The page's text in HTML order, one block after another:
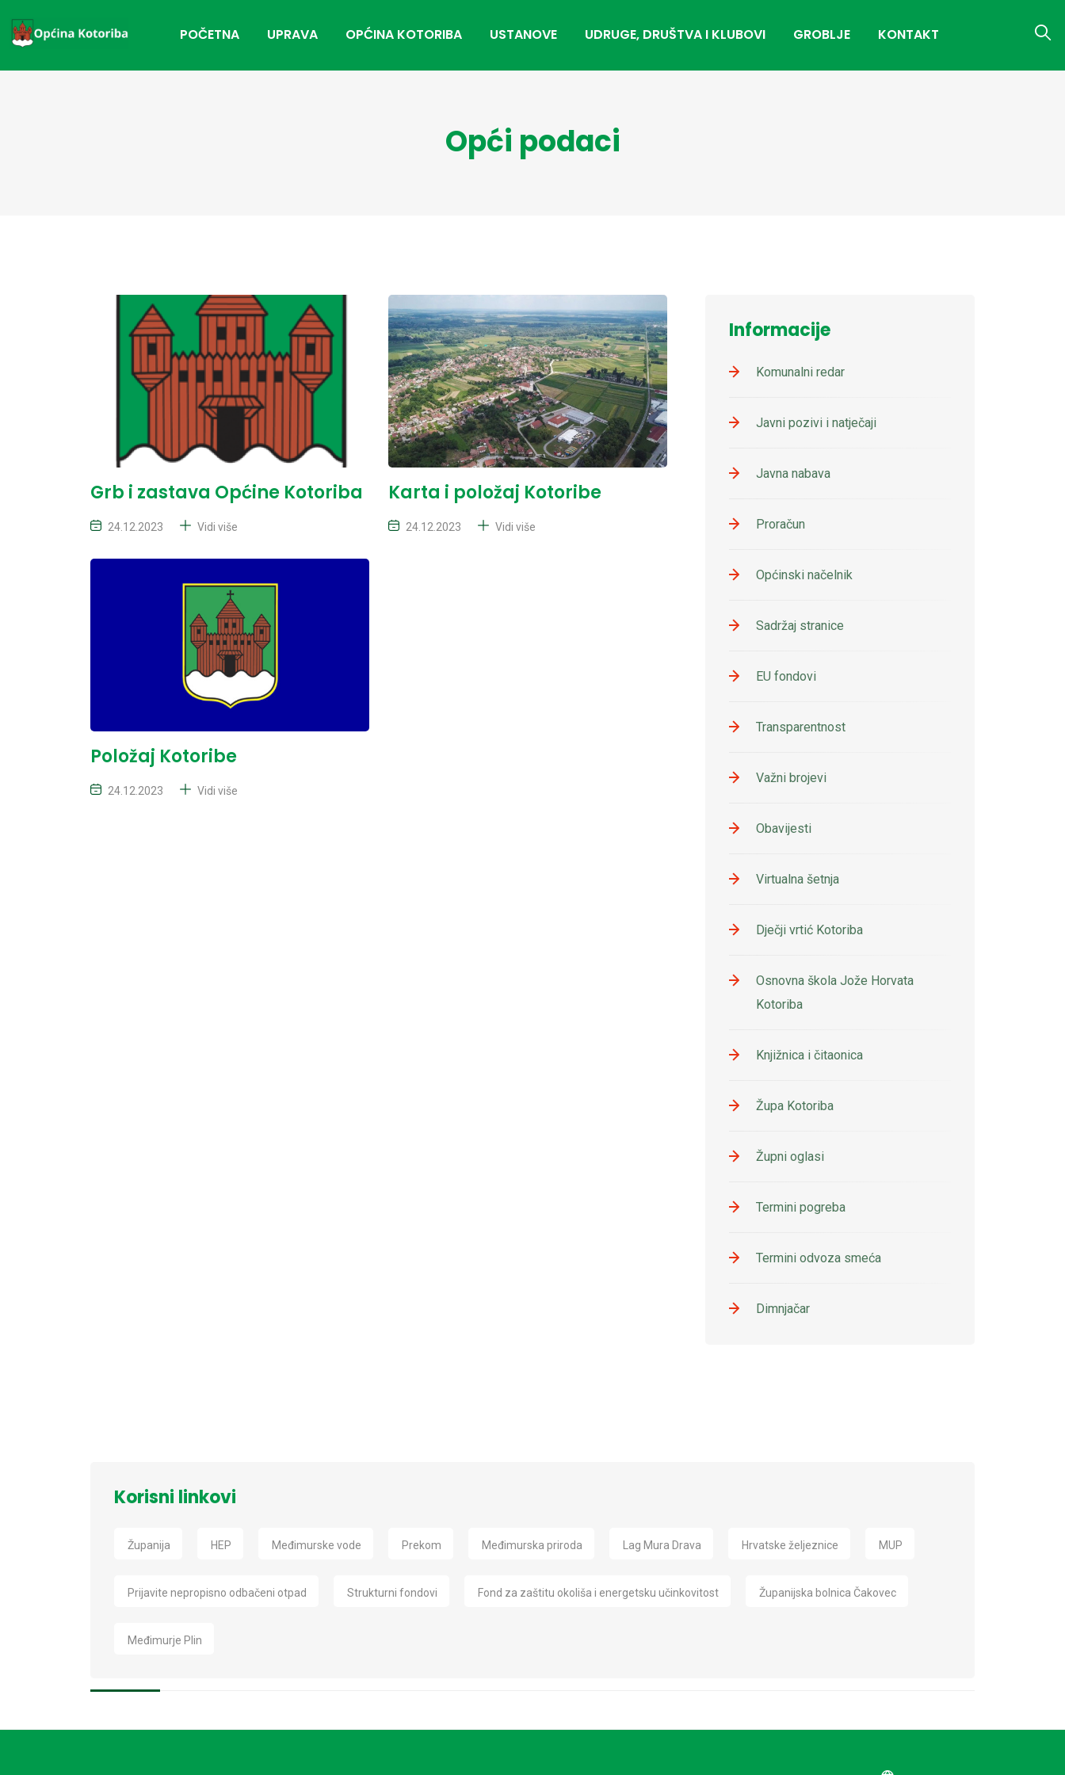
POČETNA UPRAVA OPĆINA KOTORIBA USTANOVE UDRUGE, DRUŠTVA I KLUBOVI GROBLJE KONTAKT
Opći podaci
Grb i zastava Općine Kotoriba
24.12.2023 Vidi više
Karta i položaj Kotoribe
24.12.2023 Vidi više
Položaj Kotoribe
24.12.2023 Vidi više
Informacije
Komunalni redar
Javni pozivi i natječaji
Javna nabava
Proračun
Općinski načelnik
Sadržaj stranice
EU fondovi
Transparentnost
Važni brojevi
Obavijesti
Virtualna šetnja
Dječji vrtić Kotoriba
Osnovna škola Jože Horvata
Kotoriba
Knjižnica i čitaonica
Župa Kotoriba
Župni oglasi
Termini pogreba
Termini odvoza smeća
Dimnjačar
Korisni linkovi
Županija HEP Međimurske vode Prekom Međimurska priroda Lag Mura Drava Hrvatske željeznice MUP
Prijavite nepropisno odbačeni otpad Strukturni fondovi Fond za zaštitu okoliša i energetsku učinkovitost Županijska bolnica Čakovec
Međimurje Plin